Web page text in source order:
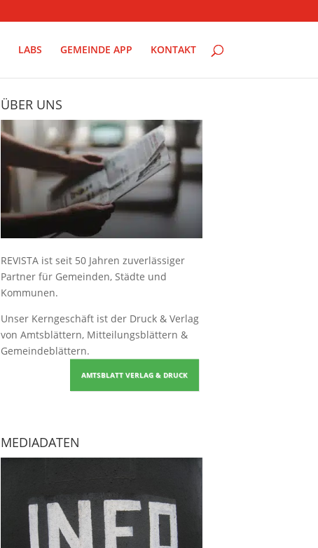
LABS GEMEINDE APP KONTAKT
ÜBER UNS
REVISTA ist seit 50 Jahren zuverlässiger
Partner für Gemeinden, Städte und
Kommunen.
Unser Kerngeschäft ist der Druck & Verlag
von Amtsblättern, Mitteilungsblättern &
Gemeindeblättern.
AMTSBLATT VERLAG & DRUCK
MEDIADATEN